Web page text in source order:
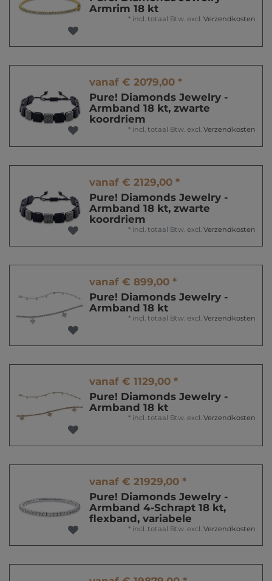
Armrim 18 kt
* incl. totaal Btw. excl. Verzendkosten
vanaf € 2079,00 *
Pure! Diamonds Jewelry -
Armband 18 kt, zwarte
koordriem
* incl. totaal Btw. excl. Verzendkosten
vanaf € 2129,00 *
Pure! Diamonds Jewelry -
Armband 18 kt, zwarte
koordriem
* incl. totaal Btw. excl. Verzendkosten
vanaf € 899,00 *
Pure! Diamonds Jewelry -
Armband 18 kt
* incl. totaal Btw. excl. Verzendkosten
vanaf € 1129,00 *
Pure! Diamonds Jewelry -
Armband 18 kt
* incl. totaal Btw. excl. Verzendkosten
vanaf € 21929,00 *
Pure! Diamonds Jewelry -
Armband 4-Schrapt 18 kt,
flexband, variabele
* incl. totaal Btw. excl. Verzendkosten